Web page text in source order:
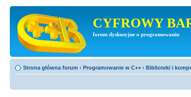
CYFROWY
forum dyskusyjne o programowaniu
Strona główna forum ‹ Programowanie w C++ ‹ Biblioteki i